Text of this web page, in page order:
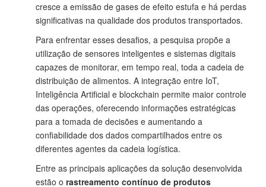
cresce a emissão de gases de efeito estufa e há perdas
significativas na qualidade dos produtos transportados.
Para enfrentar esses desafios, a pesquisa propõe a
utilização de sensores inteligentes e sistemas digitais
capazes de monitorar, em tempo real, toda a cadeia de
distribuição de alimentos. A integração entre IoT,
Inteligência Artificial e blockchain permite maior controle
das operações, oferecendo informações estratégicas
para a tomada de decisões e aumentando a
confiabilidade dos dados compartilhados entre os
diferentes agentes da cadeia logística.
Entre as principais aplicações da solução desenvolvida
estão o rastreamento contínuo de produtos